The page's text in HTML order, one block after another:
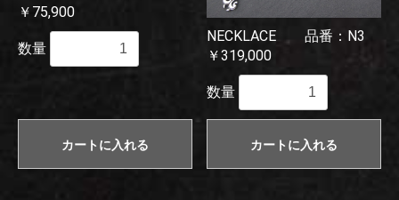
￥75,900
数量
カートに入れる
NECKLACE 品番：N3
￥319,000
数量
カートに入れる